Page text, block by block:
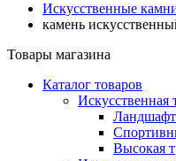
Искусственные
камень
Товары магазина
Каталог товаров
Искусственная
Высокая